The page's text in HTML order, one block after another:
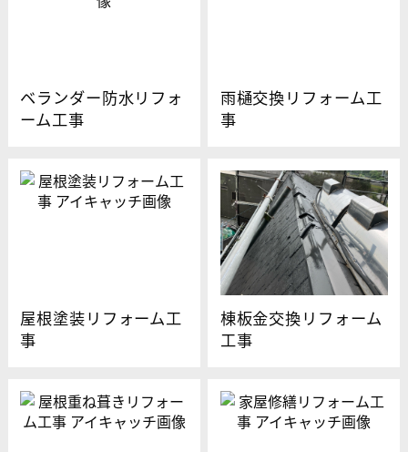
ベランダー防水リフォ
ーム工事
雨樋交換リフォーム工
事
屋根塗装リフォーム工
事
棟板金交換リフォーム
工事